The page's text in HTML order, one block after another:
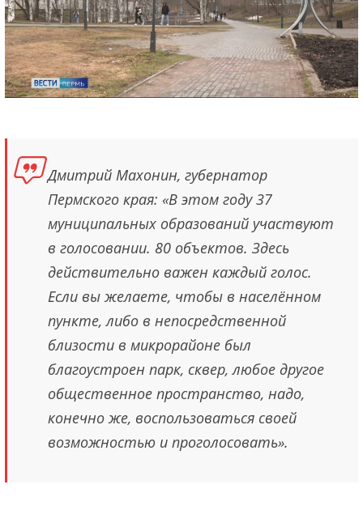
Дмитрий Махонин, губернатор
Пермского края: «В этом году 37
муниципальных образований участвуют
в голосовании. 80 объектов. Здесь
действительно важен каждый голос.
Если вы желаете, чтобы в населённом
пункте, либо в непосредственной
близости в микрорайоне был
благоустроен парк, сквер, любое другое
общественное пространство, надо,
конечно же, воспользоваться своей
возможностью и проголосовать».